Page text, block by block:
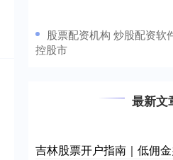
股票配资机构 炒股配资软
控股市
最新文
吉林股票开户指南｜低佣